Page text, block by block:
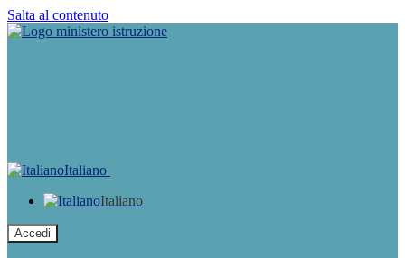
Salta al contenuto
Italiano
Italiano
Accedi